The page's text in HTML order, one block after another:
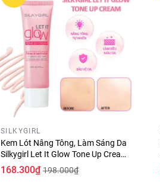
SILKYGIRL
Kem Lót Nâng Tông, Làm Sáng Da
Silkygirl Let It Glow Tone Up Cream
SPF 50 PA+++ 25ml
168.300₫ 198.000₫